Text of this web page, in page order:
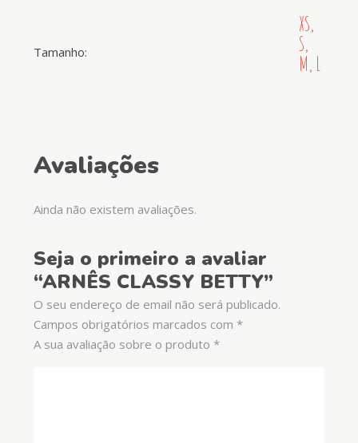
Tamanho:
XS,
S,
M, L
Avaliações
Ainda não existem avaliações.
Seja o primeiro a avaliar
“ARNÊS CLASSY BETTY”
O seu endereço de email não será publicado.
Campos obrigatórios marcados com *
A sua avaliação sobre o produto *